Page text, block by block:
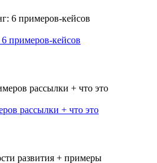
примеров-кейсов
рассылки + что это